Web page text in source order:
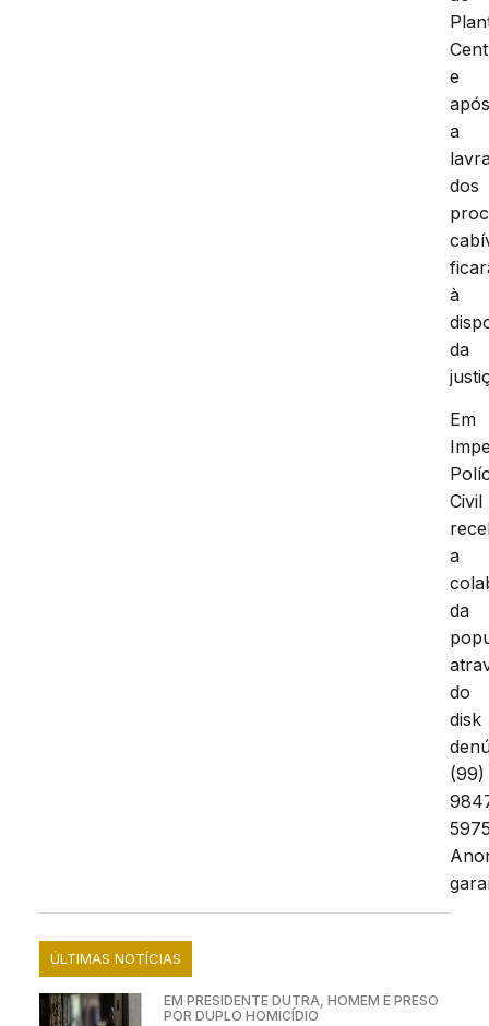
e
a
dos
à
da
Em
Civil
a
da
do
disk
(99)
ÚLTIMAS NOTÍCIAS
EM PRESIDENTE DUTRA, HOMEM É PRESO
POR DUPLO HOMICÍDIO